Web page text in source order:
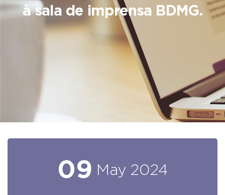
à sala de imprensa BDMG.
09 May 2024